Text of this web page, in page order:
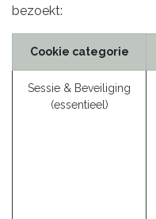
bezoekt:
Cookie categorie
Sessie & Beveiliging
(essentieel)